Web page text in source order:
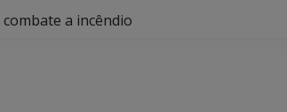
a incêndio